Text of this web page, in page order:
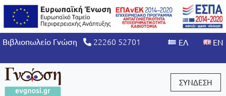
Βιβλιοπωλείο Γνώση 22260 52701
ΣΥΝΔΕΣΗ